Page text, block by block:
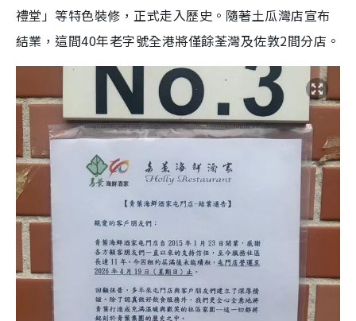
禮堂」等特色裝修，正式走入歷史。隨著土瓜灣店宣布
結業，這間40年老字號全港將僅餘荃灣及佐敦2間分店。